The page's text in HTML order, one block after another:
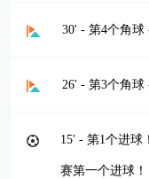
30' - 第4个角球
26' - 第3个角球
15' - 第1个进球
赛第一个进球！